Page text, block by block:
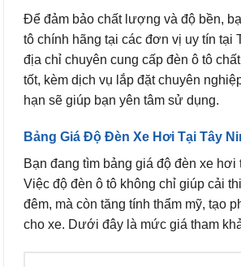
Để đảm bảo chất lượng và độ bền,
tô chính hãng tại các đơn vị uy tín tại
địa chỉ chuyên cung cấp đèn ô tô
tốt, kèm dịch vụ lắp đặt chuyên
hạn sẽ giúp bạn yên tâm sử dụng.
Bảng Giá Độ Đèn Xe Hơi Tại Tây
Bạn đang tìm bảng giá độ đèn xe hơi
Việc độ đèn ô tô không chỉ giúp cải
đêm, mà còn tăng tính thẩm mỹ, tạo
cho xe. Dưới đây là mức giá tham